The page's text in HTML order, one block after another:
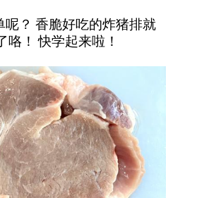
呢？ 香脆好吃的炸猪排就
咯！ 快学起来啦！